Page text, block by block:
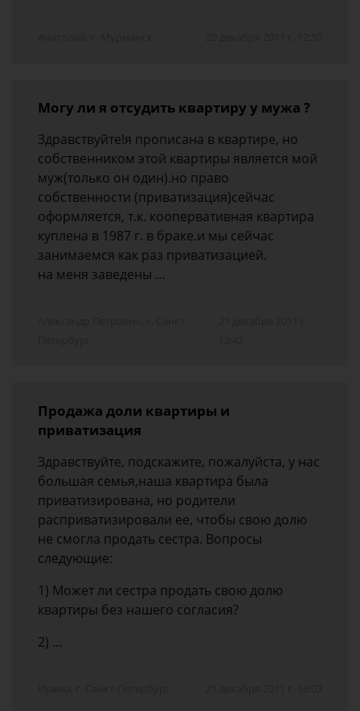
Могу ли я отсудить квартиру у мужа ?
Здравствуйте!я прописана в квартире, но
собственником этой квартиры является мой
муж(только он один).но право
собственности (приватизация)сейчас
оформляется, т.к. коопервативная квартира
куплена в 1987 г. в браке.и мы сейчас
занимаемся как раз приватизацией.
на меня заведены …
Продажа доли квартиры и
приватизация
Здравствуйте, подскажите, пожалуйста, у нас
большая семья,наша квартира была
приватизирована, но родители
расприватизировали ее, чтобы свою долю
не смогла продать сестра. Вопросы
следующие:
1) Может ли сестра продать свою долю
квартиры без нашего согласия?
2) …